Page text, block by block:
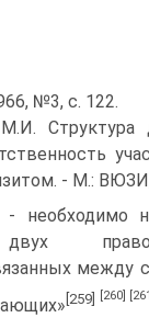
№3, с. 122.
Структура
- M.:
- необходимо
между
[259] [260]